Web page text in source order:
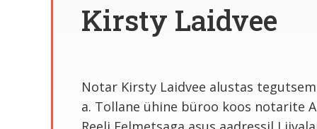
Kirsty Laidvee
Notar Kirsty Laidvee alustas
a. Tollane ühine büroo koos notarite